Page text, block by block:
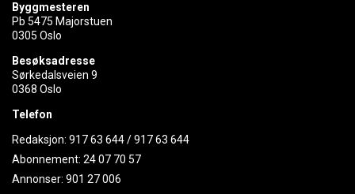
Byggmesteren
Pb 5475 Majorstuen
0305 Oslo
Besøksadresse
Sørkedalsveien 9
0368 Oslo
Telefon
Redaksjon: 917 63 644/917 63 644
Abonnement: 24 07 70 57
Annonser: 901 27 006